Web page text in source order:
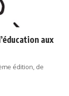
aux
édition, de